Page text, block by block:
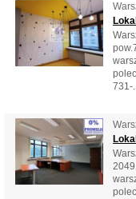
731-